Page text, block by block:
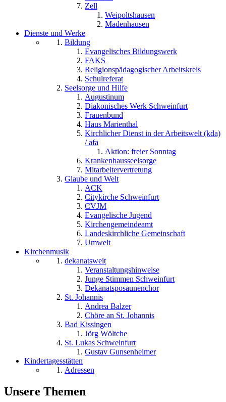
Zell
Weipoltshausen
Madenhausen
Dienste und Werke
Bildung
Evangelisches Bildungswerk
FAKS
Religionspädagogischer Arbeitskreis
Schulreferat
Seelsorge und Hilfe
Augustinum
Diakonisches Werk Schweinfurt
Frauenbund
Haus Marienthal
Kirchlicher Dienst in der Arbeitswelt (kda)
/ afa
Aktion: freier Sonntag
Krankenhausseelsorge
Mitarbeitervertretung
Glaube und Welt
ACK
Citykirche Schweinfurt
CVJM
Evangelische Jugend
Kirchengemeindeamt
Landeskirchliche Gemeinschaft
Umwelt
Kirchenmusik
dekanatsweit
Veranstaltungshinweise
Junge Stimmen Schweinfurt
Dekanatsposaunenchor
St. Johannis
Andrea Balzer
Chöre an St. Johannis
Bad Kissingen
Jörg Wöltche
St. Lukas Schweinfurt
Gustav Gunsenheimer
Kindertagesstätten
Adressen
Unsere Themen